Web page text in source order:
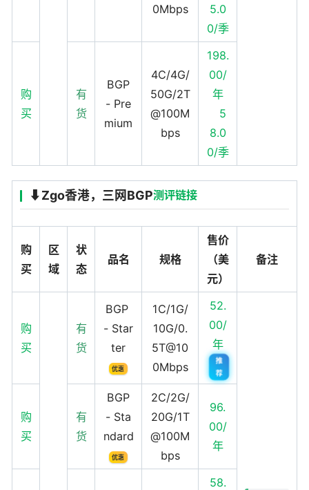
0Mbps
5.0
0/季
购
买
有
货
BGP
- Pre
mium
4C/4G/
50G/2T
@100M
bps
198.
00/
年
5
8.0
0/季
⬇️Zgo香港，三网BGP测评链接
购
买
区
域
状
态
品名 规格
售价
（美
元）
备注
购
买
有
货
BGP
- Star
ter
优惠
1C/1G/
10G/0.
5T@10
0Mbps
52.
00/
年
推
荐
购
买
有
货
BGP
- Sta
ndard
优惠
2C/2G/
20G/1T
@100M
bps
96.
00/
年
58.